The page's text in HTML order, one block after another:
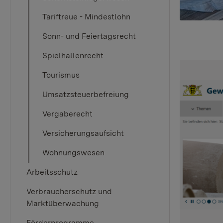
Tariftreue - Mindestlohn
Sonn- und Feiertagsrecht
Spielhallenrecht
Tourismus
Umsatzsteuerbefreiung
Vergaberecht
Versicherungsaufsicht
Wohnungswesen
Arbeitsschutz
Verbraucherschutz und
Marktüberwachung